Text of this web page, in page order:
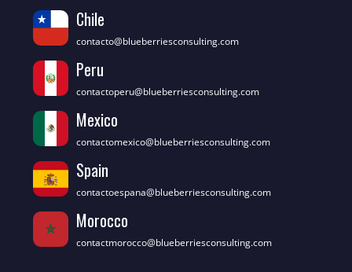
Chile
contacto@blueberriesconsulting.com
Peru
contactoperu@blueberriesconsulting.com
Mexico
contactomexico@blueberriesconsulting.com
Spain
contactoespana@blueberriesconsulting.com
Morocco
contactmorocco@blueberriesconsulting.com